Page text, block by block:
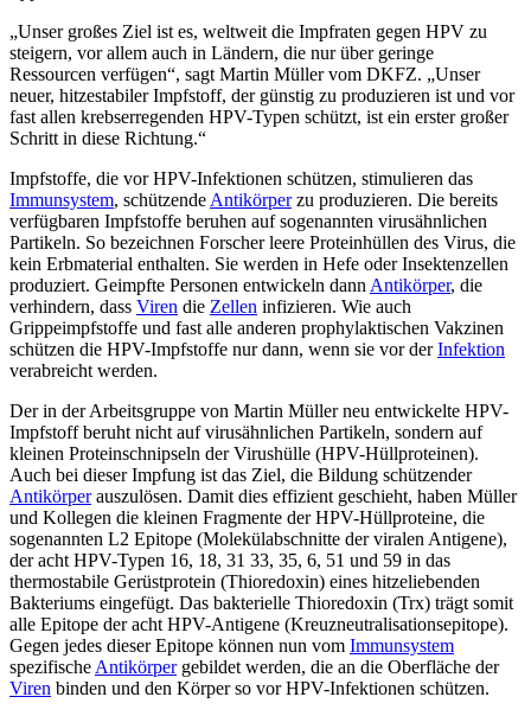
„Unser großes Ziel ist es, weltweit die Impfraten gegen HPV zu
steigern, vor allem auch in Ländern, die nur über geringe
Ressourcen verfügen“, sagt Martin Müller vom DKFZ. „Unser
neuer, hitzestabiler Impfstoff, der günstig zu produzieren ist und vor
fast allen krebserregenden HPV-Typen schützt, ist ein erster großer
Schritt in diese Richtung.“
Impfstoffe, die vor HPV-Infektionen schützen, stimulieren das
Immunsystem, schützende Antikörperzu produzieren. Die bereits
verfügbaren Impfstoffe beruhen auf sogenannten virusähnlichen
Partikeln. So bezeichnen Forscher leere Proteinhüllen des Virus, die
kein Erbmaterial enthalten. Sie werden in Hefe oder Insektenzellen
produziert. Geimpfte Personen entwickeln dann Antikörper, die
verhindern, dass Viren die Zellen infizieren. Wie auch
Grippeimpfstoffe und fast alle anderen prophylaktischen Vakzinen
schützen die HPV-Impfstoffe nur dann, wenn sie vor derInfektion
verabreicht werden.
Der in der Arbeitsgruppe von Martin Müller neu entwickelte HPV-
Impfstoff beruht nicht auf virusähnlichen Partikeln, sondern auf
kleinen Proteinschnipseln der Virushülle (HPV-Hüllproteinen).
Auch bei dieser Impfung ist das Ziel, die Bildung schützender
Antikörperauszulösen. Damit dies effizient geschieht, haben Müller
und Kollegen die kleinen Fragmente der HPV-Hüllproteine, die
sogenannten L2 Epitope (Molekülabschnitte der viralen Antigene),
der acht HPV-Typen 16, 18, 31 33, 35, 6, 51 und 59 in das
thermostabile Gerüstprotein (Thioredoxin) eines hitzeliebenden
Bakteriums eingefügt. Das bakterielle Thioredoxin (Trx) trägt somit
alle Epitope der acht HPV-Antigene (Kreuzneutralisationsepitope).
Gegen jedes dieser Epitope können nun vom Immunsystem
spezifische Antikörpergebildet werden, die an die Oberfläche der
Viren binden und den Körper so vor HPV-Infektionen schützen.